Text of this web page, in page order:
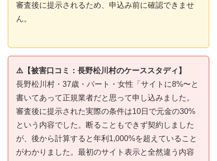
審査後に提示されるため、申込み前に確認できませ
ん。
⚠️【被害口コミ：長野松川村のケーススタディ】
長野松川村・37歳・パート・女性「サイトに8%〜と
書いてあって正規業者だと思って申し込みました。
審査後に提示された実際の条件は10日で元金の30%
という内容でした。断ることもできず契約しました
が、後から計算すると年利1,000%を超えていること
がわかりました。最初のサイト表示と全然違う内容